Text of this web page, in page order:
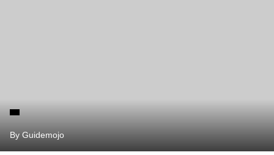
By Guidemojo